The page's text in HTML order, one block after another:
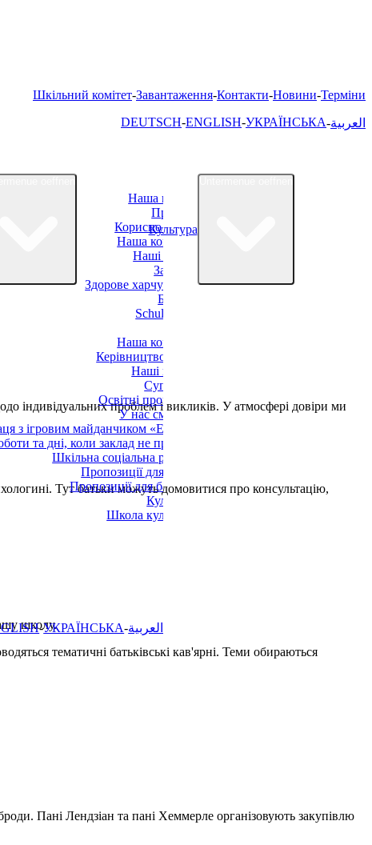
Шкільний комітет Завантаження Контакти Новини Терміни
DEUTSCH ENGLISH УКРАЇНСЬКА العربية
Наша школа
Про нас
Корисно знати
Наша команда
Наші класи
Заняття
Здорове харчування
Батьки
Schulverein
Наша команда
Керівництво OGS
Наші групи
Супровід
Освітні програми
У нас смачно!
з ігровим майданчиком «Еллер»
та дні, коли заклад не працює
Шкільна соціальна робота
Пропозиції для дітей
Пропозиції для батьків
Культура
Школа культури
УКРАЇНСЬКА العربية
Культура
індивідуальних проблем і викликів. У атмосфері довіри ми
Тут батьки можуть домовитися про консультацію,
школу.
тематичні батьківські кав'ярні. Теми обираються
Пані Лендзіан та пані Хеммерле організовують закупівлю